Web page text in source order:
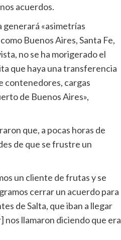
acuerdos.
generará «asimetrías
Buenos Aires, Santa Fe,
no se ha morigerado el
que haya una transferencia
contenedores, cargas
de Buenos Aires»,
que, a pocas horas de
de que se frustre un
un cliente de frutas y se
cerrar un acuerdo para
de Salta, que iban a llegar
nos llamaron diciendo que era